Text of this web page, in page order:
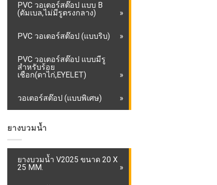
PVC วอเตอร์สต๊อป แบบ B
(ดัมเบล,ไม่มีรูตรงกลาง)
PVC วอเตอร์สต๊อป (แบบริบ)
PVC วอเตอร์สต๊อป แบบมีรู
สำหรับร้อย
เชือก(ตาไก่,EYELET)
วอเตอร์สต๊อป (แบบพิเศษ)
ยางบวมน้ำ
ยางบวมน้ำ V2025 ขนาด 20 X
25 MM.